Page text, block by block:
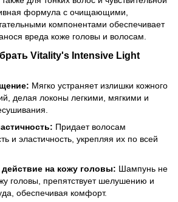
формула с очищающими,
компонентами обеспечивает
вреда коже головы и волосам.
Vitality's Intensive Light
Мягко устраняет излишки кожного
делая локоны легкими, мягкими и
Придает волосам
и эластичность, укрепляя их по всей
на кожу головы: Шампунь не
головы, препятствует шелушению и
обеспечивая комфорт.